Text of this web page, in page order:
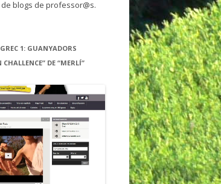
blogs de professor@s.
1: GUANYADORS
DE “MERLÍ”